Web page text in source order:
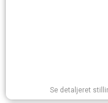
Se detaljeret